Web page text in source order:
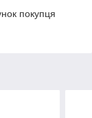
покупця